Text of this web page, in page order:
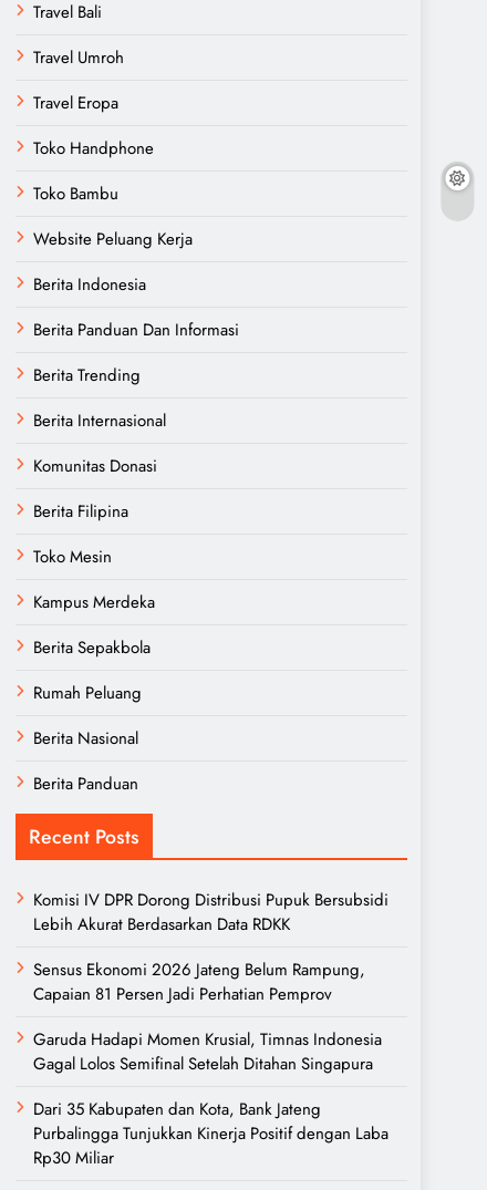
Travel Bali
Travel Umroh
Travel Eropa
Toko Handphone
Toko Bambu
Website Peluang Kerja
Berita Indonesia
Berita Panduan Dan Informasi
Berita Trending
Berita Internasional
Komunitas Donasi
Berita Filipina
Toko Mesin
Kampus Merdeka
Berita Sepakbola
Rumah Peluang
Berita Nasional
Berita Panduan
Recent Posts
Komisi IV DPR Dorong Distribusi Pupuk Bersubsidi
Lebih Akurat Berdasarkan Data RDKK
Sensus Ekonomi 2026 Jateng Belum Rampung,
Capaian 81 Persen Jadi Perhatian Pemprov
Garuda Hadapi Momen Krusial, Timnas Indonesia
Gagal Lolos Semifinal Setelah Ditahan Singapura
Dari 35 Kabupaten dan Kota, Bank Jateng
Purbalingga Tunjukkan Kinerja Positif dengan Laba
Rp30 Miliar